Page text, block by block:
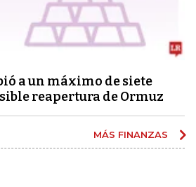
a un máximo de siete
reapertura de Ormuz
MÁS FINANZAS